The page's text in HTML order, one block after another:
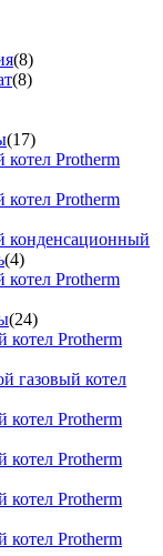
(8)
(8)
(17)
Protherm
Protherm
конденсационный
(4)
Protherm
(24)
котел Protherm
газовый котел
котел Protherm
котел Protherm
котел Protherm
котел Protherm